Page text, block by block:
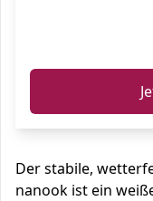
Der stabile,
nanook ist ein